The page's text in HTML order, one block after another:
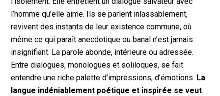
l’homme qu’elle aime. Ils se parlent inlassablement,
revivent des instants de leur existence commune, où
même ce qui paraît anecdotique ou banal n’est jamais
insignifiant. La parole abonde, intérieure ou adressée.
Entre dialogues, monologues et soliloques, se fait
entendre une riche palette d’impressions, d’émotions. La
langue indéniablement poétique et inspirée se veut